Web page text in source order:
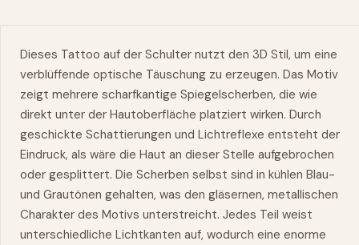
Dieses Tattoo auf der Schulter nutzt den 3D Stil, um eine
verblüffende optische Täuschung zu erzeugen. Das Motiv
zeigt mehrere scharfkantige Spiegelscherben, die wie
direkt unter der Hautoberfläche platziert wirken. Durch
geschickte Schattierungen und Lichtreflexe entsteht der
Eindruck, als wäre die Haut an dieser Stelle aufgebrochen
oder gesplittert. Die Scherben selbst sind in kühlen Blau-
und Grautönen gehalten, was den gläsernen, metallischen
Charakter des Motivs unterstreicht. Jedes Teil weist
unterschiedliche Lichtkanten auf, wodurch eine enorme